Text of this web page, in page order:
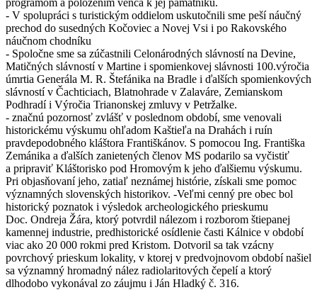
programom a položením venca k jej pamätníku.
- V spolupráci s turistickým oddielom uskutočnili sme peší náučný
prechod do susedných Kočoviec a Novej Vsi i po Rakovského
náučnom chodníku
- Spoločne sme sa zúčastnili Celonárodných slávností na Devine,
Matičných slávností v Martine i spomienkovej slávnosti 100.výročia
úmrtia Generála M. R. Štefánika na Bradle i ďalších spomienkových
slávností v Čachticiach, Blatnohrade v Zalaváre, Zemianskom
Podhradí i Výročia Trianonskej zmluvy v Petržalke.
- značnú pozornosť zvlášť v poslednom období, sme venovali
historickému výskumu ohľadom Kaštieľa na Drahách i ruín
pravdepodobného kláštora Františkánov. S pomocou Ing. Františka
Zemánika a ďalších zanietených členov MS podarilo sa vyčistiť
a pripraviť Kláštorisko pod Hromovým k jeho ďalšiemu výskumu.
Pri objasňovaní jeho, zatiaľ neznámej histórie, získali sme pomoc
významných slovenských historikov. -Veľmi cenný pre obec bol
historický poznatok i výsledok archeologického prieskumu
Doc. Ondreja Žára, ktorý potvrdil nálezom i rozborom štiepanej
kamennej industrie, predhistorické osídlenie časti Kálnice v období
viac ako 20 000 rokmi pred Kristom. Dotvoril sa tak vzácny
povrchový prieskum lokality, v ktorej v predvojnovom období našiel
sa významný hromadný nález radiolaritových čepelí a ktorý
dlhodobo vykonával zo záujmu i Ján Hladký č. 316.